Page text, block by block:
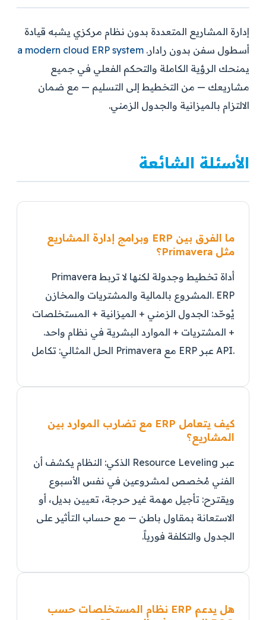
إدارة المشاريع المتعددة بدون نظام مركزي يشبه قيادة
أسطول سفن بدون رادار. a modern cloud ERP system
يمنحك الرؤية الكاملة والتحكم الفعلي في جميع
مشاريعك — من التخطيط إلى التسليم — مع ضمان
الالتزام بالميزانية والجدول الزمني.
الأسئلة الشائعة
ما الفرق بين ERP وبرامج إدارة المشاريع
مثل Primavera؟
Primavera أداة تخطيط وجدولة لكنها لا تربط
المشروع بالمالية والمشتريات والمخازن. ERP
يُوحّد: الجدول الزمني + الميزانية + المستخلصات
+ المشتريات + الموارد البشرية في نظام واحد.
الحل المثالي: تكامل Primavera مع ERP عبر API.
كيف يتعامل ERP مع تضارب الموارد بين
المشاريع؟
عبر Resource Leveling الذكي: النظام يكشف أن
الفني مُخصص لمشروعين في نفس الأسبوع
ويقترح: تأجيل مهمة غير حرجة، تعيين بديل، أو
الاستعانة بمقاول باطن — مع حساب التأثير على
الجدول والتكلفة فورياً.
هل يدعم ERP نظام المستخلصات حسب